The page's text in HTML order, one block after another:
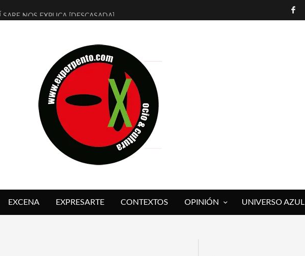
SARE NOS EXPLICA [DESCASADA]
NEGRA] DE JAVIER CALVO Y JAVIER AMBROSSI
LLEGAN CORRIENDO A ARANDA (SONORAMA Y COSQUÍN ROCK)
NOS PRESENTA [LAS PALMERAS] (NOVELA DE VAMPIROS VIVOS Y MUERTOS)
QUERIDO] DE RODRIGO SOROGOYEN
A IVÁN HUMANES POR [EL LIBRO ROJO]
ARRABAL, ARRABAL, ARRABEAUX
EXCENA EXPRESARTE CONTEXTOS OPINIÓN UNIVERSO AZUL